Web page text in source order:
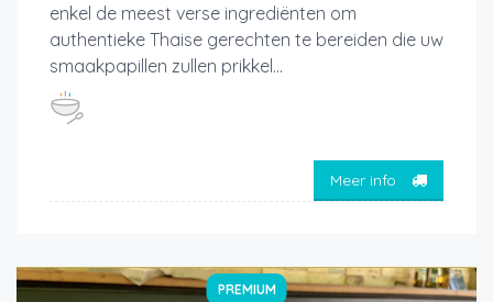
enkel de meest verse ingrediënten om
authentieke Thaise gerechten te bereiden die uw
smaakpapillen zullen prikkel...
Meer info
PREMIUM